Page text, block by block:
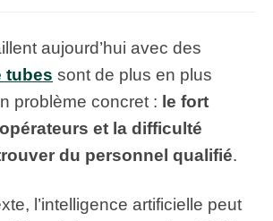
aujourd’hui avec des
tubes sont de plus en plus
problème concret : le fort
et la difficulté
du personnel qualifié.
l’intelligence artificielle peut